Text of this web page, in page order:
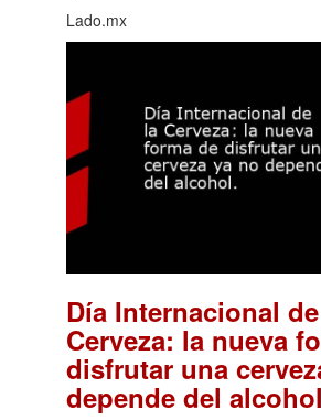
Lado.mx
Día Internacional
Cerveza: la nueva
disfrutar una
depende del